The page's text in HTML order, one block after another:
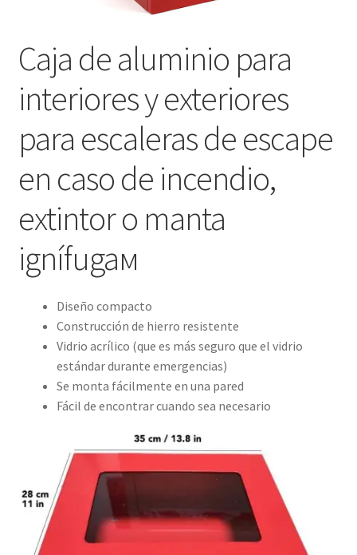
Caja de aluminio para
interiores y exteriores
para escaleras de escape
en caso de incendio,
extintor o manta
ignífugaм
Diseño compacto
Construcción de hierro resistente
Vidrio acrílico (que es más seguro que el vidrio
estándar durante emergencias)
Se monta fácilmente en una pared
Fácil de encontrar cuando sea necesario